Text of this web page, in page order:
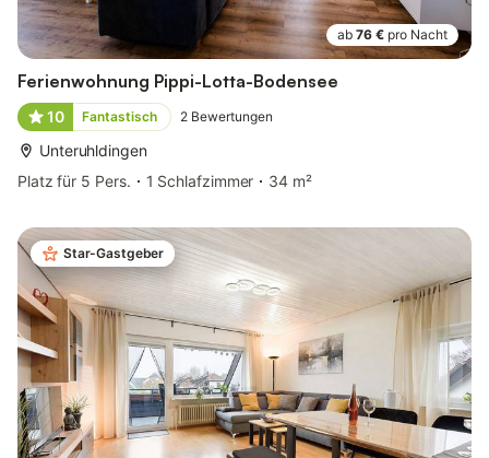
ab 76 € pro Nacht
Ferienwohnung Pippi-Lotta-Bodensee
10 Fantastisch 2 Bewertungen
Unteruhldingen
Platz für 5 Pers.
1 Schlafzimmer 34 m²
Star-Gastgeber